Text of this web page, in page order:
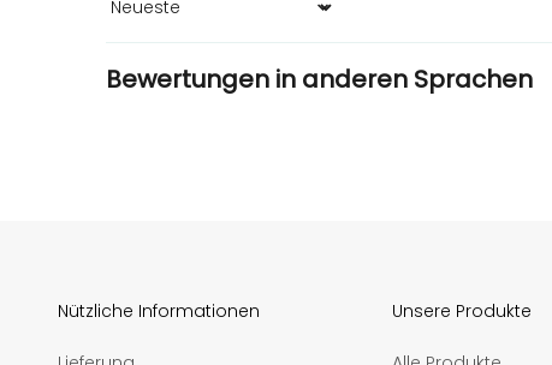
Sort by
Bewertungen in anderen Sprachen
Nützliche Informationen Unsere Produkte